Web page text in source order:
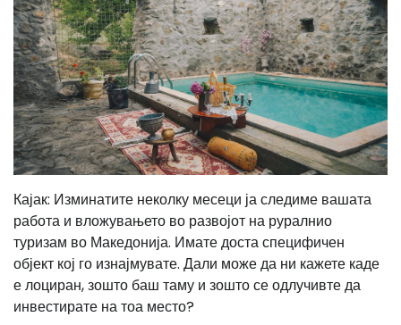
Кајак: Изминатите неколку месеци ја следиме вашата
работа и вложувањето во развојот на руралнио
туризам во Македонија. Имате доста специфичен
објект кој го изнајмувате. Дали може да ни кажете каде
е лоциран, зошто баш таму и зошто се одлучивте да
инвестирате на тоа место?